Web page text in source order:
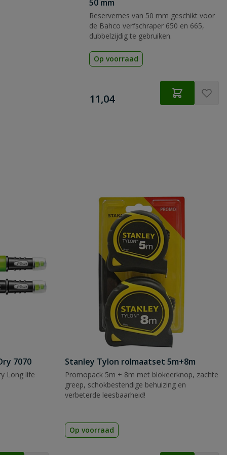
50 mm
Reservemes van 50 mm geschikt voor
de Bahco verfschraper 650 en 665,
dubbelzijdig te gebruiken.
Op voorraad
€
11,04
7070
Long life
Stanley Tylon rolmaatset 5m+8m
Promopack 5m + 8m met blokeerknop, zachte
greep, schokbestendige behuizing en
verbeterde leesbaarheid!
Op voorraad